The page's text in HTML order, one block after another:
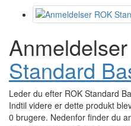
Te fra ECO-kapslen,
Hvordan vælger man en
Espresso tonic – et